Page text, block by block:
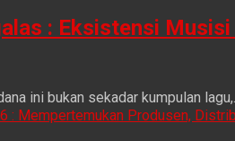
: Eksistensi
ini bukan sekadar kumpulan